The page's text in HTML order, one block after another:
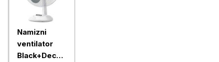
Namizni
ventilator
Black+Decker